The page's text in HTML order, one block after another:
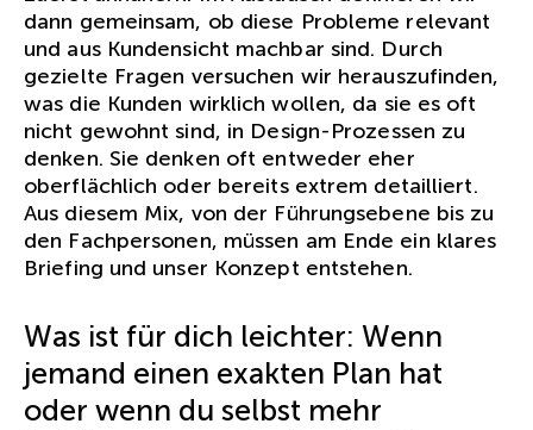
dann gemeinsam, ob diese Probleme relevant
und aus Kundensicht machbar sind. Durch
gezielte Fragen versuchen wir herauszufinden,
was die Kunden wirklich wollen, da sie es oft
nicht gewohnt sind, in Design-Prozessen zu
denken. Sie denken oft entweder eher
oberflächlich oder bereits extrem detailliert.
Aus diesem Mix, von der Führungsebene bis zu
den Fachpersonen, müssen am Ende ein klares
Briefing und unser Konzept entstehen.
Was ist für dich leichter: Wenn
jemand einen exakten Plan hat
oder wenn du selbst mehr